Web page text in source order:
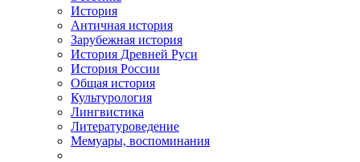
История
Античная история
Зарубежная история
История Древней Руси
История России
Общая история
Культурология
Лингвистика
Литературоведение
Мемуары, воспоминания